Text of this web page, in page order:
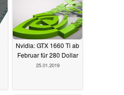
Nvidia: GTX 1660 Ti ab
Februar für 280 Dollar
25.01.2019